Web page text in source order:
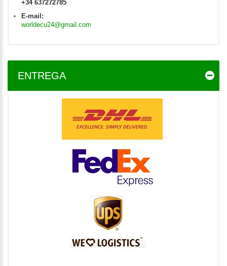
+34 637272785
E-mail:
worldecu24@gmail.com
ENTREGA